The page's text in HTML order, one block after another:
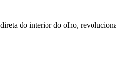
do interior do olho,